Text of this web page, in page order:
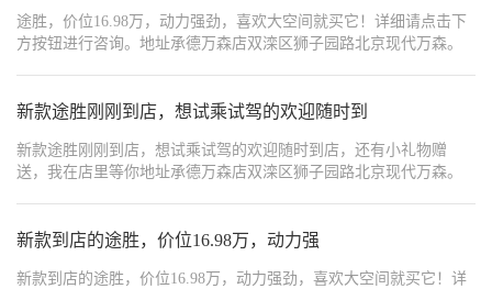
途胜，价位16.98万，动力强劲，喜欢大空间就买它！详细请点击下
方按钮进行咨询。地址承德万森店双滦区狮子园路北京现代万森。
新款途胜刚刚到店，想试乘试驾的欢迎随时到
新款途胜刚刚到店，想试乘试驾的欢迎随时到店，还有小礼物赠
送，我在店里等你地址承德万森店双滦区狮子园路北京现代万森。
新款到店的途胜，价位16.98万，动力强
新款到店的途胜，价位16.98万，动力强劲，喜欢大空间就买它！详